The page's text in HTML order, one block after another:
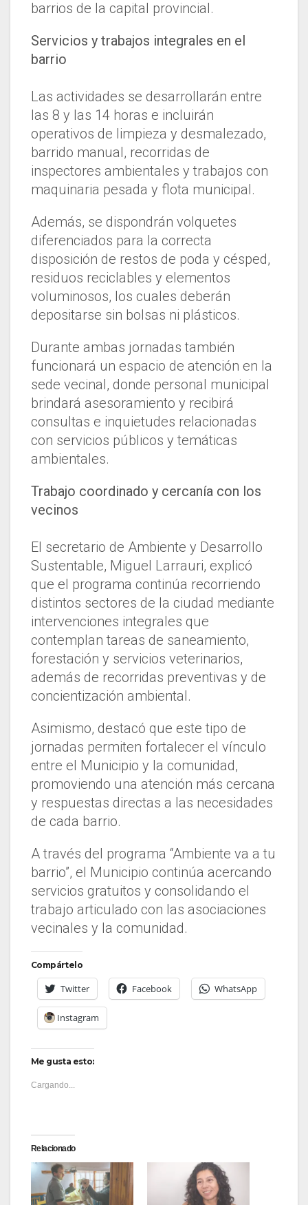
barrios de la capital provincial.
Servicios y trabajos integrales en el
barrio
Las actividades se desarrollarán entre
las 8 y las 14 horas e incluirán
operativos de limpieza y desmalezado,
barrido manual, recorridas de
inspectores ambientales y trabajos con
maquinaria pesada y flota municipal.
Además, se dispondrán volquetes
diferenciados para la correcta
disposición de restos de poda y césped,
residuos reciclables y elementos
voluminosos, los cuales deberán
depositarse sin bolsas ni plásticos.
Durante ambas jornadas también
funcionará un espacio de atención en la
sede vecinal, donde personal municipal
brindará asesoramiento y recibirá
consultas e inquietudes relacionadas
con servicios públicos y temáticas
ambientales.
Trabajo coordinado y cercanía con los
vecinos
El secretario de Ambiente y Desarrollo
Sustentable, Miguel Larrauri, explicó
que el programa continúa recorriendo
distintos sectores de la ciudad mediante
intervenciones integrales que
contemplan tareas de saneamiento,
forestación y servicios veterinarios,
además de recorridas preventivas y de
concientización ambiental.
Asimismo, destacó que este tipo de
jornadas permiten fortalecer el vínculo
entre el Municipio y la comunidad,
promoviendo una atención más cercana
y respuestas directas a las necesidades
de cada barrio.
A través del programa “Ambiente va a tu
barrio”, el Municipio continúa acercando
servicios gratuitos y consolidando el
trabajo articulado con las asociaciones
vecinales y la comunidad.
Compártelo
Twitter Facebook WhatsApp
Instagram
Me gusta esto:
Cargando...
Relacionado